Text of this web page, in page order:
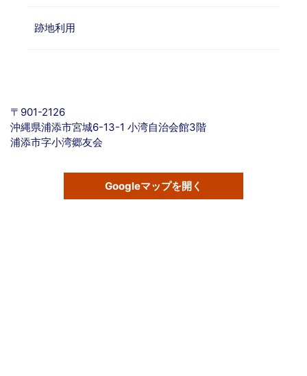
跡地利用
〒901-2126
沖縄県浦添市宮城6-13-1 小湾自治会館3階
浦添市字小湾郷友会
Googleマップを開く